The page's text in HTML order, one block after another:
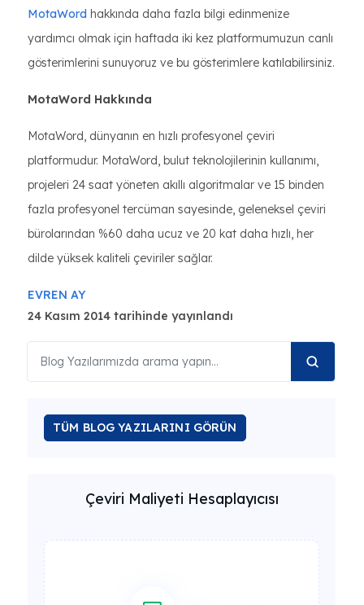
MotaWord hakkında daha fazla bilgi edinmenize
yardımcı olmak için haftada iki kez platformumuzun canlı
gösterimlerini sunuyoruz ve bu gösterimlere katılabilirsiniz.
MotaWord Hakkında
MotaWord, dünyanın en hızlı profesyonel çeviri
platformudur. MotaWord, bulut teknolojilerinin kullanımı,
projeleri 24 saat yöneten akıllı algoritmalar ve 15 binden
fazla profesyonel tercüman sayesinde, geleneksel çeviri
bürolarından %60 daha ucuz ve 20 kat daha hızlı, her
dilde yüksek kaliteli çeviriler sağlar.
EVREN AY
24 Kasım 2014 tarihinde yayınlandı
TÜM BLOG YAZILARINI GÖRÜN
Çeviri Maliyeti Hesaplayıcısı